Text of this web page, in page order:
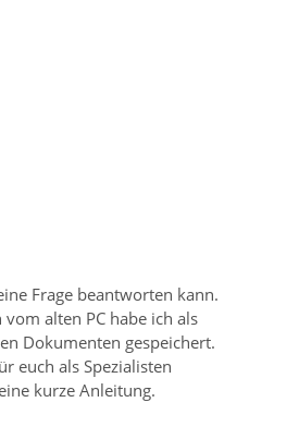
Frage beantworten kann.
alten PC habe ich als
Dokumenten gespeichert.
euch als Spezialisten
kurze Anleitung.